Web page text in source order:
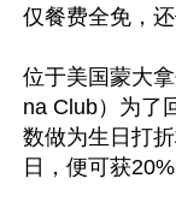
仅餐费全免，
位于美国蒙大
na Club）为了
数做为生日打
日，便可获